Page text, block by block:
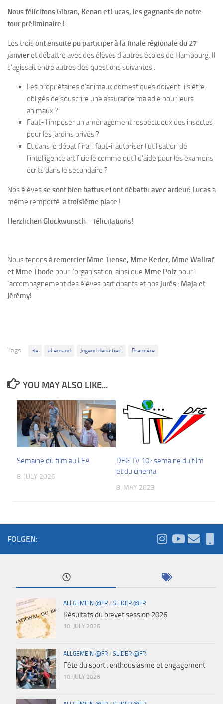
Nous félicitons Gibran, Kenan et Lucas, les gagnants de notre
tour préliminaire !
Les troisont ensuite pu participer à la finale régionale du 27
janvieret débattre avec des élèves d’autres écoles de Hambourg. Il
s’agissait entre autres des questions suivantes :
Les propriétaires d’animaux domestiques doivent-ils être
obligés de souscrire une assurance maladie pour leurs
animaux ?
Faut-il imposer un aménagement respectueux des insectes
pour les jardins privés ?
Et dans le débat final : faut-il autoriser l’utilisation de
l’intelligence artificielle comme outil d’aide pour les examens
écrits dans le secondaire ?
Nos élèvesse sont bien battus et ont débattu avec ardeur: Lucasa
même remporté latroisième place !
Herzlichen Glückwunsch – félicitations!
Nous tenons àremercier Mme Trense, Mme Kerler, Mme Wallraf
et Mme Thode pour l’organisation, ainsi que Mme Polz pour l
´accompagnement des élèves participants et nos jurés : Maja et
Jérémy!
Tags: 3e allemand Jugend debattiert Première
YOU MAY ALSO LIKE...
Semaine du film au LFA
8. JULY 2026
DFG TV 10 : semaine du film
et du cinéma
8. MAY 2023
FOLGEN:
ALLGEMEIN @FR / SLIDER @FR
Résultats du brevet session 2026
10. JULY 2026
ALLGEMEIN @FR / SLIDER @FR
Fête du sport : enthousiasme et engagement
10. JULY 2026